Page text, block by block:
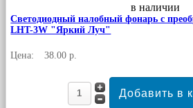
в наличии
Светодиодный налобный фонарь с
LHT-3W "Яркий Луч"
Цена: 38.00 р.